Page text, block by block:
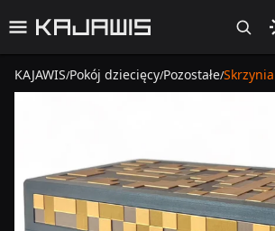
KAJAWIS/Pokój dziecięcy/Pozostałe/